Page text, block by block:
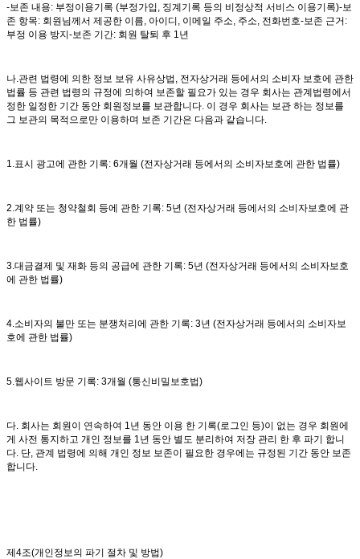
-보존 내용: 부정이용기록 (부정가입, 징계기록 등의 비정상적 서비스 이용기록)-보
존 항목: 회원님께서 제공한 이름, 아이디, 이메일 주소, 주소, 전화번호-보존 근거:
부정 이용 방지-보존 기간: 회원 탈퇴 후 1년
나.관련 법령에 의한 정보 보유 사유상법, 전자상거래 등에서의 소비자 보호에 관한
법률 등 관련 법령의 규정에 의하여 보존할 필요가 있는 경우 회사는 관계법령에서
정한 일정한 기간 동안 회원정보를 보관합니다. 이 경우 회사는 보관 하는 정보를
그 보관의 목적으로만 이용하며 보존 기간은 다음과 같습니다.
1.표시 광고에 관한 기록: 6개월 (전자상거래 등에서의 소비자보호에 관한 법률)
2.계약 또는 청약철회 등에 관한 기록: 5년 (전자상거래 등에서의 소비자보호에 관
한 법률)
3.대금결제 및 재화 등의 공급에 관한 기록: 5년 (전자상거래 등에서의 소비자보호
에 관한 법률)
4.소비자의 불만 또는 분쟁처리에 관한 기록: 3년 (전자상거래 등에서의 소비자보
호에 관한 법률)
5.웹사이트 방문 기록: 3개월 (통신비밀보호법)
다. 회사는 회원이 연속하여 1년 동안 이용 한 기록(로그인 등)이 없는 경우 회원에
게 사전 통지하고 개인 정보를 1년 동안 별도 분리하여 저장 관리 한 후 파기 합니
다. 단, 관계 법령에 의해 개인 정보 보존이 필요한 경우에는 규정된 기간 동안 보존
합니다.
제4조(개인정보의 파기 절차 및 방법)